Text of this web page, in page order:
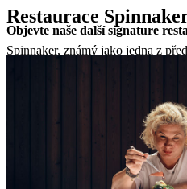
Restaurace
Spinnaker, známý jako jedna z
v Poreči, se vyvinul v moderní
jadranské ryby. V jídelníčku jsou
podmíněné sezónou a formované
zrání, které odhalují hlubší chutě
jadranské tóny reinterpretované s
výsledku přinášejí odvážné, ale
zážitek pečlivě vybraným vinným
chorvatská vína a vybrané
uvolněné atmosféře na terase u
Objevte naše další signature